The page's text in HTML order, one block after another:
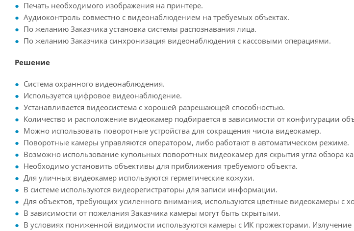
Печать необходимого изображения на принтере.
Аудиоконтроль совместно с видеонаблюдением на требуемых объектах.
По желанию Заказчика установка системы распознавания лица.
По желанию Заказчика синхронизация видеонаблюдения с кассовыми операциями.
Решение
Система охранного видеонаблюдения.
Используется цифровое видеонаблюдение.
Устанавливается видеосистема с хорошей разрешающей способностью.
Количество и расположение видеокамер подбирается в зависимости от конфигурации
Можно использовать поворотные устройства для сокращения числа видеокамер.
Поворотные камеры управляются оператором, либо работают в автоматическом режиме.
Возможно использование купольных поворотных видеокамер для скрытия угла обзора
Необходимо установить объективы для приближения требуемого объекта.
Для уличных видеокамер используются герметические кожухи.
В системе используются видеорегистраторы для записи информации.
Для объектов, требующих усиленного внимания, используются цветные видеокамеры с
В зависимости от пожелания Заказчика камеры могут быть скрытыми.
В условиях пониженной видимости используются камеры с ИК прожекторами.